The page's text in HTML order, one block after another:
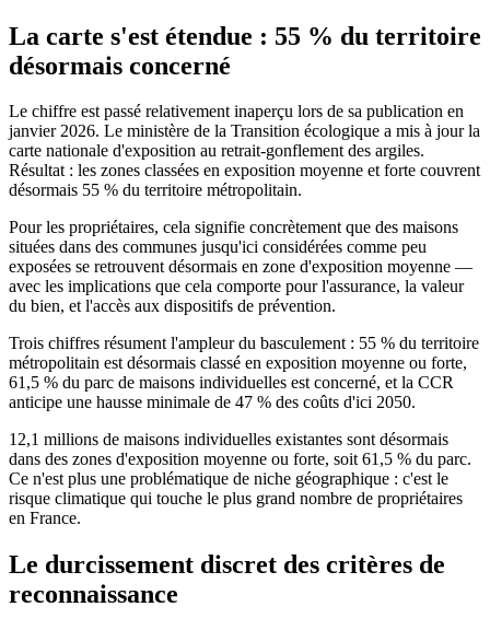
La carte s'est étendue : 55 % du territoire
désormais concerné
Le chiffre est passé relativement inaperçu lors de sa publication en
janvier 2026. Le ministère de la Transition écologique a mis à jour la
carte nationale d'exposition au retrait-gonflement des argiles.
Résultat : les zones classées en exposition moyenne et forte couvrent
désormais 55 % du territoire métropolitain.
Pour les propriétaires, cela signifie concrètement que des maisons
situées dans des communes jusqu'ici considérées comme peu
exposées se retrouvent désormais en zone d'exposition moyenne —
avec les implications que cela comporte pour l'assurance, la valeur
du bien, et l'accès aux dispositifs de prévention.
Trois chiffres résument l'ampleur du basculement : 55 % du territoire
métropolitain est désormais classé en exposition moyenne ou forte,
61,5 % du parc de maisons individuelles est concerné, et la CCR
anticipe une hausse minimale de 47 % des coûts d'ici 2050.
12,1 millions de maisons individuelles existantes sont désormais
dans des zones d'exposition moyenne ou forte, soit 61,5 % du parc.
Ce n'est plus une problématique de niche géographique : c'est le
risque climatique qui touche le plus grand nombre de propriétaires
en France.
Le durcissement discret des critères de
reconnaissance